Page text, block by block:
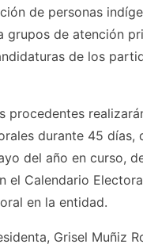
de personas
grupos de atención
de los
procedentes
durante 45 días,
del año en curso,
el Calendario
en la entidad.
Grisel Muñiz